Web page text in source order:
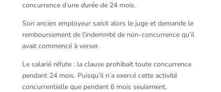
concurrence d’une durée de 24 mois.
Son ancien employeur saisit alors le juge et demande le
remboursement de l’indemnité de non-concurrence qu’il
avait commencé à verser.
Le salarié réfute : la clause prohibait toute concurrence
pendant 24 mois. Puisqu’il n’a exercé cette activité
concurrentielle que pendant 6 mois seulement,